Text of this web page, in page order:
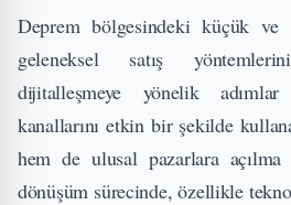
Deprem bölgesindeki küçük
geleneksel satış
dijitalleşmeye yönelik
kanallarını etkin bir şekilde
hem de ulusal pazarlara açılma
dönüşüm sürecinde, özellikle